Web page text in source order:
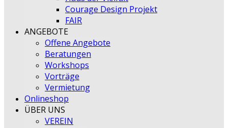
Courage Design Projekt
FAIR
ANGEBOTE
Offene Angebote
Beratungen
Workshops
Vorträge
Vermietung
Onlineshop
ÜBER UNS
VEREIN